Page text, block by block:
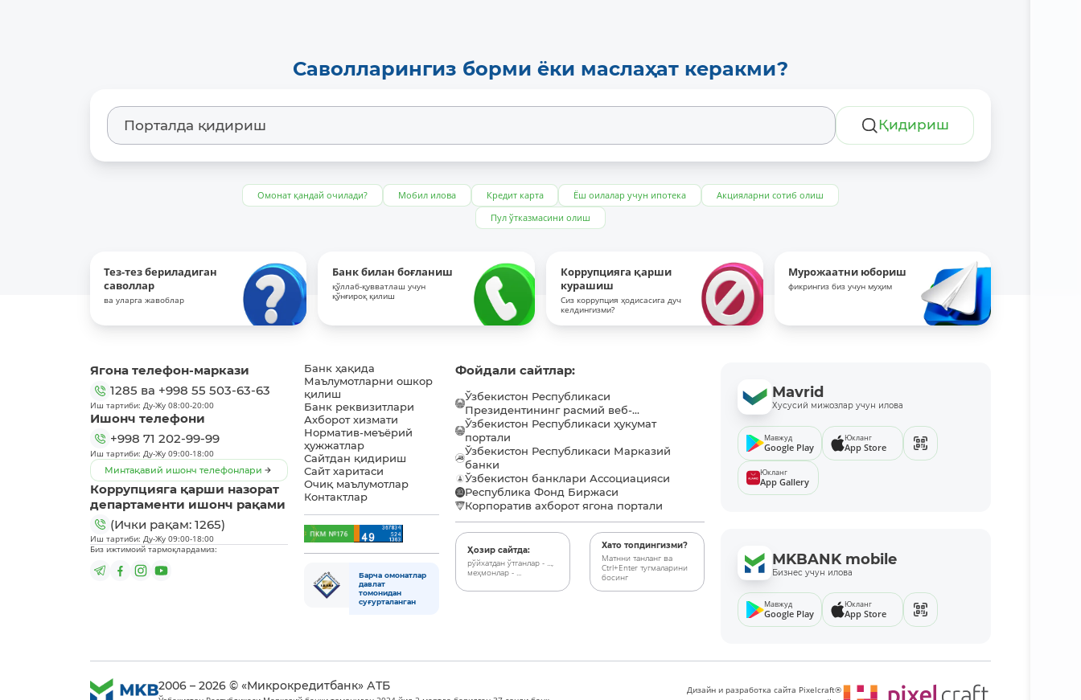
Саволларингиз борми ёки маслаҳат керакми?
Қидириш
Омонат қандай очилади? Мобил илова Кредит карта Ёш оилалар учун ипотека
Акцияларни сотиб олиш
Пул ўтказмасини олиш
Тез-тез бериладиган
саволлар
ва уларга жавоблар
Банк билан боғланиш
қўллаб-қувватлаш учун
қўнғироқ қилиш
Коррупцияга қарши
курашиш
Сиз коррупция ҳодисасига дуч
келдингизми?
Мурожаатни юбориш
фикрингиз биз учун муҳим
Ягона телефон-маркази
1285 ва +998 55 503-63-63
Иш тартиби: Ду-Жу 08:00-20:00
Ишонч телефони
+998 71 202-99-99
Иш тартиби: Ду-Жу 09:00-18:00
Минтақавий ишонч телефонлари
Коррупцияга қарши назорат
департаменти ишонч рақами
(Ички рақам: 1265)
Иш тартиби: Ду-Жу 09:00-18:00
Биз ижтимоий тармоқлардамиз:
Банк ҳақида
Маълумотларни ошкор
қилиш
Банк реквизитлари
Ахборот хизмати
Норматив-меъёрий
ҳужжатлар
Сайтдан қидириш
Сайт харитаси
Очиқ маълумотлар
Контактлар
Барча омонатлар
давлат
томонидан
суғурталанган
Фойдали сайтлар:
Ўзбекистон Республикаси
Президентининг расмий веб-...
Ўзбекистон Республикаси ҳукумат
портали
Ўзбекистон Республикаси Марказий
банки
Ўзбекистон банклари Ассоциацияси
Республика Фонд Биржаси
Корпоратив ахборот ягона портали
Ҳозир сайтда:
рўйхатдан ўтганлар - ...,
меҳмонлар - ...
Хато топдингизми?
Матнни танланг ва
Ctrl+Enter тугмаларини
босинг
Mavrid
Хусусий мижозлар учун илова
Мавжуд
Google Play
Юкланг
App Store
Юкланг
App Gallery
MKBANK mobile
Бизнес учун илова
Мавжуд
Google Play
Юкланг
App Store
2006 – 2026 © «Микрокредитбанк» АТБ
Дизайн и разработка сайта Pixelcraft®